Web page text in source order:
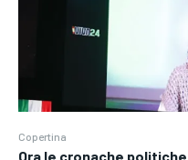
Copertina
Ora le cronache